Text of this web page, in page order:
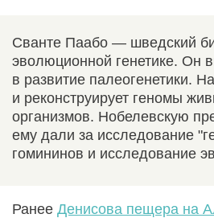
Сванте Паабо — шведский
эволюционной генетике. Он
в развитие палеогенетики.
и реконструирует геномы
организмов. Нобелевскую
ему дали за исследование
гомининов и исследование
Ранее Денисова пещера на